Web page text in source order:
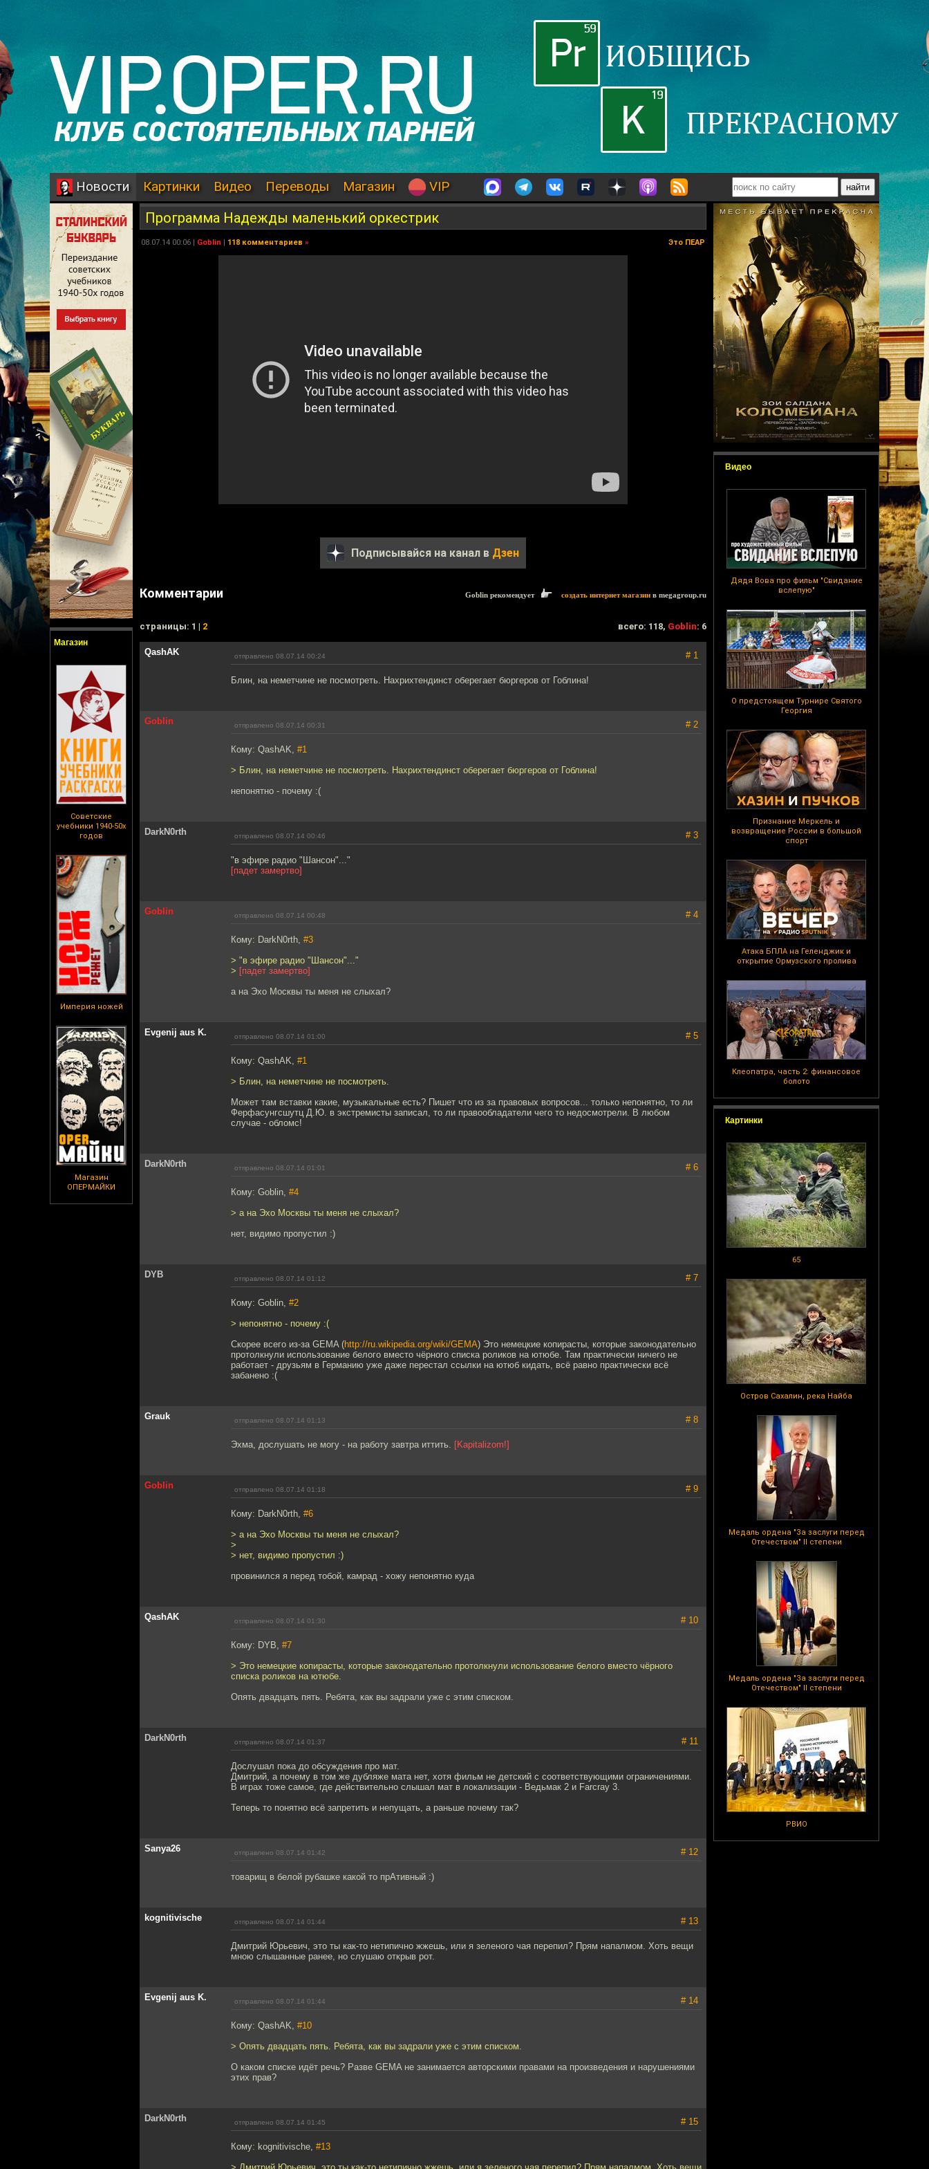
Новости Картинки Видео Переводы Магазин VIP
Магазин
Советские
учебники 1940-50х
годов
Империя ножей
Магазин
ОПЕРМАЙКИ
Видео
Дядя Вова про фильм "Свидание
вслепую"
О предстоящем Турнире Святого
Георгия
Признание Меркель и
возвращение России в большой
спорт
Атака БПЛА на Геленджик и
открытие Ормузского пролива
Клеопатра, часть 2: финансовое
болото
Картинки
65
Остров Сахалин, река Найба
Медаль ордена "За заслуги перед
Отечеством" II степени
Медаль ордена "За заслуги перед
Отечеством" II степени
РВИО
Программа Надежды маленький оркестрик
08.07.14 00:06 | Goblin | 118 комментариев » Это ПЕАР
Подписывайся на канал в Дзен
Комментарии Goblin рекомендует создать интернет магазин в megagroup.ru
cтраницы: 1 | 2 всего: 118, Goblin: 6
QashAK отправлено 08.07.14 00:24 # 1
Блин, на неметчине не посмотреть. Нахрихтендинст оберегает бюргеров от Гоблина!
Goblin отправлено 08.07.14 00:31 # 2
Кому: QashAK, #1
> Блин, на неметчине не посмотреть. Нахрихтендинст оберегает бюргеров от Гоблина!
непонятно - почему :(
DarkN0rth отправлено 08.07.14 00:46 # 3
"в эфире радио "Шансон"..."
[падет замертво]
Goblin отправлено 08.07.14 00:48 # 4
Кому: DarkN0rth, #3
> "в эфире радио "Шансон"..."
> [падет замертво]
а на Эхо Москвы ты меня не слыхал?
Evgenij aus K. отправлено 08.07.14 01:00 # 5
Кому: QashAK, #1
> Блин, на неметчине не посмотреть.
Может там вставки какие, музыкальные есть? Пишет что из за правовых вопросов... только непонятно, то ли
Ферфасунгсшутц Д.Ю. в экстремисты записал, то ли правообладатели чего то недосмотрели. В любом
случае - обломс!
DarkN0rth отправлено 08.07.14 01:01 # 6
Кому: Goblin, #4
> а на Эхо Москвы ты меня не слыхал?
нет, видимо пропустил :)
DYB отправлено 08.07.14 01:12 # 7
Кому: Goblin, #2
> непонятно - почему :(
Скорее всего из-за GEMA (http://ru.wikipedia.org/wiki/GEMA) Это немецкие копирасты, которые законодательно
протолкнули использование белого вместо чёрного списка роликов на ютюбе. Там практически ничего не
работает - друзьям в Германию уже даже перестал ссылки на ютюб кидать, всё равно практически всё
забанено :(
Grauk отправлено 08.07.14 01:13 # 8
Эхма, дослушать не могу - на работу завтра иттить. [Kapitalizom!]
Goblin отправлено 08.07.14 01:18 # 9
Кому: DarkN0rth, #6
> а на Эхо Москвы ты меня не слыхал?
>
> нет, видимо пропустил :)
провинился я перед тобой, камрад - хожу непонятно куда
QashAK отправлено 08.07.14 01:30 # 10
Кому: DYB, #7
> Это немецкие копирасты, которые законодательно протолкнули использование белого вместо чёрного
списка роликов на ютюбе.
Опять двадцать пять. Ребята, как вы задрали уже с этим списком.
DarkN0rth отправлено 08.07.14 01:37 # 11
Дослушал пока до обсуждения про мат.
Дмитрий, а почему в том же дубляже мата нет, хотя фильм не детский с соответствующими ограничениями.
В играх тоже самое, где действительно слышал мат в локализации - Ведьмак 2 и Farcray 3.
Теперь то понятно всё запретить и непущать, а раньше почему так?
Sanya26 отправлено 08.07.14 01:42 # 12
товарищ в белой рубашке какой то прАтивный :)
kognitivische отправлено 08.07.14 01:44 # 13
Дмитрий Юрьевич, это ты как-то нетипично жжешь, или я зеленого чая перепил? Прям напалмом. Хоть вещи
мною слышанные ранее, но слушаю открыв рот.
Evgenij aus K. отправлено 08.07.14 01:44 # 14
Кому: QashAK, #10
> Опять двадцать пять. Ребята, как вы задрали уже с этим списком.
О каком списке идёт речь? Разве GEMA не занимается авторскими правами на произведения и нарушениями
этих прав?
DarkN0rth отправлено 08.07.14 01:45 # 15
Кому: kognitivische, #13